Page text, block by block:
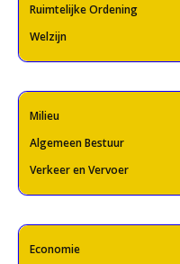
Ruimtelijke Ordening
Welzijn
Milieu
Algemeen Bestuur
Verkeer en Vervoer
Economie